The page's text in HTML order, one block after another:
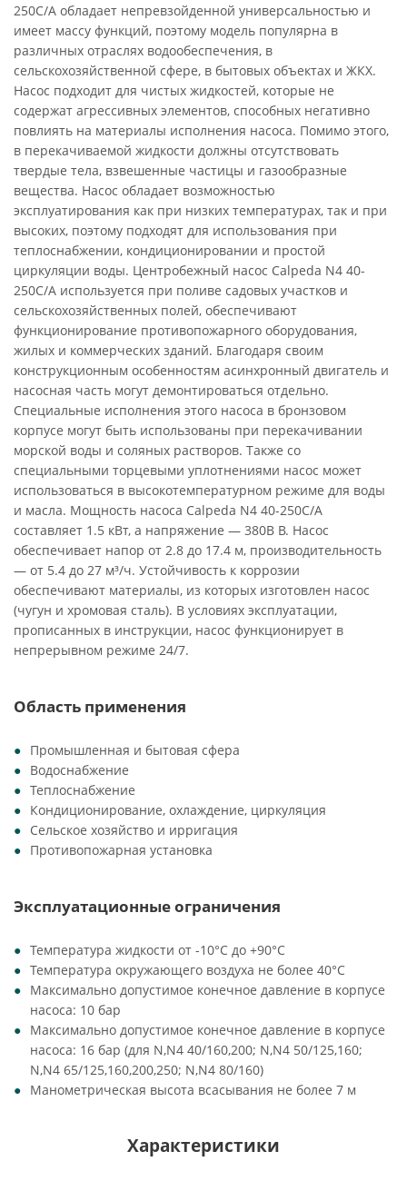
250C/A обладает непревзойденной универсальностью и
имеет массу функций, поэтому модель популярна в
различных отраслях водообеспечения, в
сельскохозяйственной сфере, в бытовых объектах и ЖКХ.
Насос подходит для чистых жидкостей, которые не
содержат агрессивных элементов, способных негативно
повлиять на материалы исполнения насоса. Помимо этого,
в перекачиваемой жидкости должны отсутствовать
твердые тела, взвешенные частицы и газообразные
вещества. Насос обладает возможностью
эксплуатирования как при низких температурах, так и при
высоких, поэтому подходят для использования при
теплоснабжении, кондиционировании и простой
циркуляции воды. Центробежный насос Calpeda N4 40-
250C/A используется при поливе садовых участков и
сельскохозяйственных полей, обеспечивают
функционирование противопожарного оборудования,
жилых и коммерческих зданий. Благодаря своим
конструкционным особенностям асинхронный двигатель и
насосная часть могут демонтироваться отдельно.
Специальные исполнения этого насоса в бронзовом
корпусе могут быть использованы при перекачивании
морской воды и соляных растворов. Также со
специальными торцевыми уплотнениями насос может
использоваться в высокотемпературном режиме для воды
и масла. Мощность насоса Calpeda N4 40-250C/A
составляет 1.5 кВт, а напряжение — 380В В. Насос
обеспечивает напор от 2.8 до 17.4 м, производительность
— от 5.4 до 27 м³/ч. Устойчивость к коррозии
обеспечивают материалы, из которых изготовлен насос
(чугун и хромовая сталь). В условиях эксплуатации,
прописанных в инструкции, насос функционирует в
непрерывном режиме 24/7.
Область применения
Промышленная и бытовая сфера
Водоснабжение
Теплоснабжение
Кондиционирование, охлаждение, циркуляция
Сельское хозяйство и ирригация
Противопожарная установка
Эксплуатационные ограничения
Температура жидкости от -10°C до +90°C
Температура окружающего воздуха не более 40°C
Максимально допустимое конечное давление в корпусе
насоса: 10 бар
Максимально допустимое конечное давление в корпусе
насоса: 16 бар (для N,N4 40/160,200; N,N4 50/125,160;
N,N4 65/125,160,200,250; N,N4 80/160)
Манометрическая высота всасывания не более 7 м
Характеристики